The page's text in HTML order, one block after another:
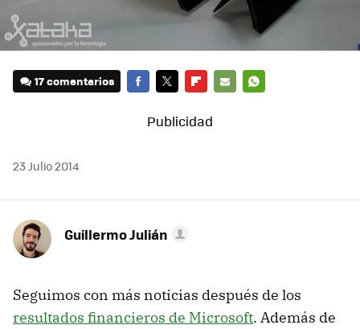
17 comentarios
23 Julio 2014
Guillermo Julián
Seguimos con más noticias después de los
resultados financieros de Microsoft. Además de